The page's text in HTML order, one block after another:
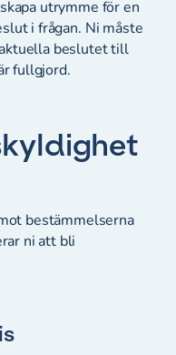
utrymme för en
i frågan. Ni måste
beslutet till
fullgjord.
bestämmelserna
ni att bli